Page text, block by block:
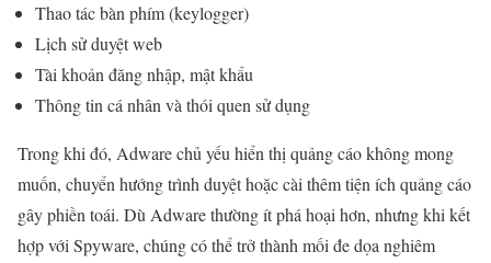
Thao tác bàn phím (keylogger)
Lịch sử duyệt web
Tài khoản đăng nhập, mật khẩu
Thông tin cá nhân và thói quen sử dụng
Trong khi đó, Adware chủ yếu hiển thị quảng cáo không mong
muốn, chuyển hướng trình duyệt hoặc cài thêm tiện ích quảng cáo
gây phiền toái. Dù Adware thường ít phá hoại hơn, nhưng khi kết
hợp với Spyware, chúng có thể trở thành mối đe dọa nghiêm